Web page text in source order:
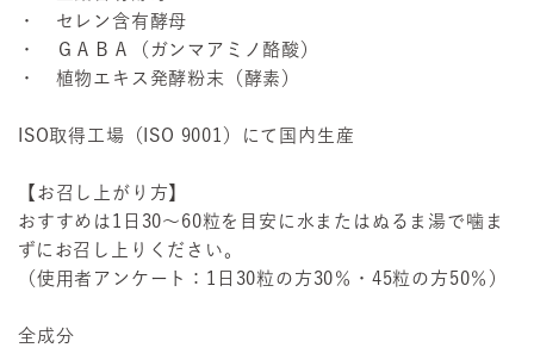
・ セレン含有酵母
・ ＧＡＢＡ（ガンマアミノ酪酸）
・ 植物エキス発酵粉末（酵素）
ISO取得工場（ISO 9001）にて国内生産
【お召し上がり方】
おすすめは1日30〜60粒を目安に水またはぬるま湯で噛ま
ずにお召し上りください。
（使用者アンケート：1日30粒の方30％・45粒の方50％）
全成分